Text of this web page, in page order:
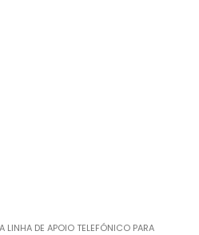
LINHA DE APOIO TELEFÓNICO PARA